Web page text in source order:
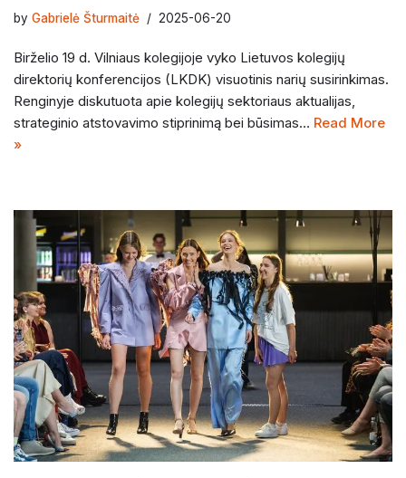
by Gabrielė Šturmaitė 2025-06-20
Birželio 19 d. Vilniaus kolegijoje vyko Lietuvos kolegijų
direktorių konferencijos (LKDK) visuotinis narių susirinkimas.
Renginyje diskutuota apie kolegijų sektoriaus aktualijas,
strateginio atstovavimo stiprinimą bei būsimas… Read More
»